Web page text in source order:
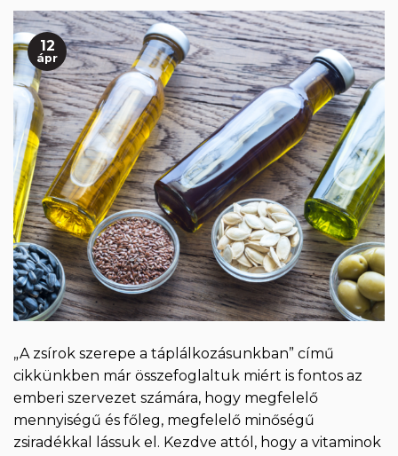
12
ápr
„A zsírok szerepe a táplálkozásunkban” című
cikkünkben már összefoglaltuk miért is fontos az
emberi szervezet számára, hogy megfelelő
mennyiségű és főleg, megfelelő minőségű
zsiradékkal lássuk el. Kezdve attól, hogy a vitaminok